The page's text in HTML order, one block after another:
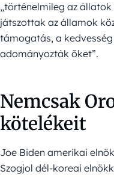
„történelmileg az
játszottak az államok
támogatás, a
adományozták őket”.
Nemcsak
kötelékeit
Joe Biden amerikai
Szogjol dél-koreai